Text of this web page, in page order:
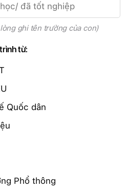
ghi tên trường của con)
từ:
Quốc dân
Phổ thông